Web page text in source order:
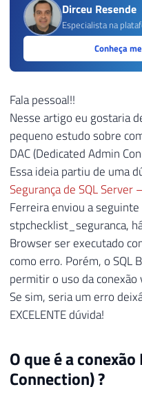
Dirceu Resende
Especialista na
Conheça
Fala pessoal!!
Nesse artigo eu gostaria
pequeno estudo sobre
DAC (Dedicated Admin
Essa ideia partiu de uma
Segurança de SQL Server
Ferreira enviou a
stpchecklist_seguranca,
Browser ser executado
como erro. Porém, o SQL
permitir o uso da
Se sim, seria um erro
EXCELENTE dúvida!
O que é a
Connection) ?